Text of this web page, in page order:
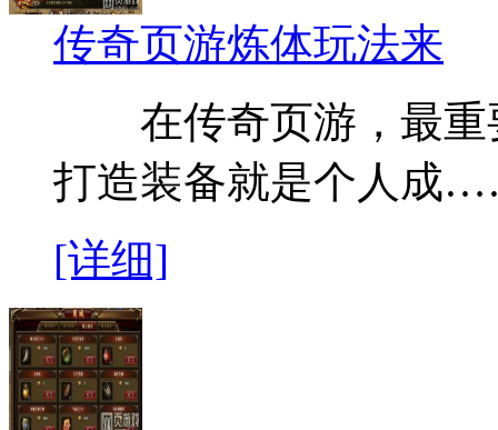
传奇页游炼体玩法来
在传奇页游，最重
打造装备就是个人成
[详细]